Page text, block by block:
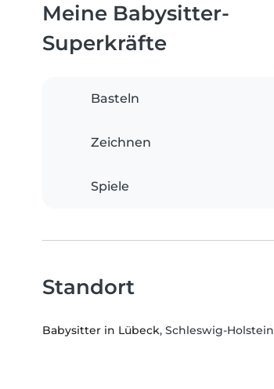
Meine Babysitter-
Superkräfte
Basteln
Zeichnen
Spiele
Standort
Babysitter in Lübeck, Schleswig-Holstein